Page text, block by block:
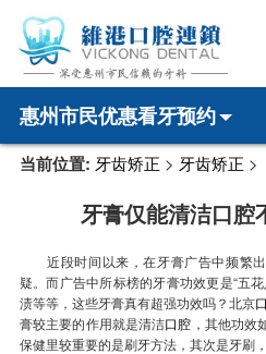
惠州市民优惠看牙预约
首页home page
医院简介hospital
医师介绍doctor
医疗新闻medical news
电话预约
微信预约
WhatsApp预约
当前位置: 牙齿矫正 > 牙齿矫正 >
牙膏仅能清洁口腔
近段时间以来，在牙膏广告中频繁出
疑。而广告中所标榜的牙膏功效更是“五
渍等等，这些牙膏真有超强功效吗？北京
膏较主要的作用就是清洁口腔 ，其他功
保健里较重要的是刷牙方法，其次是牙刷